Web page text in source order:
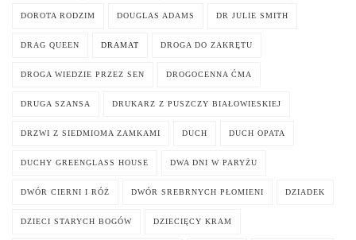
DOROTA RODZIM DOUGLAS ADAMS DR JULIE SMITH
DRAG QUEEN DRAMAT DROGA DO ZAKRĘTU
DROGA WIEDZIE PRZEZ SEN DROGOCENNA ĆMA
DRUGA SZANSA DRUKARZ Z PUSZCZY BIAŁOWIESKIEJ
DRZWI Z SIEDMIOMA ZAMKAMI DUCH DUCH OPATA
DUCHY GREENGLASS HOUSE DWA DNI W PARYŻU
DWÓR CIERNI I RÓŻ DWÓR SREBRNYCH PŁOMIENI DZIADEK
DZIECI STARYCH BOGÓW DZIECIĘCY KRAM